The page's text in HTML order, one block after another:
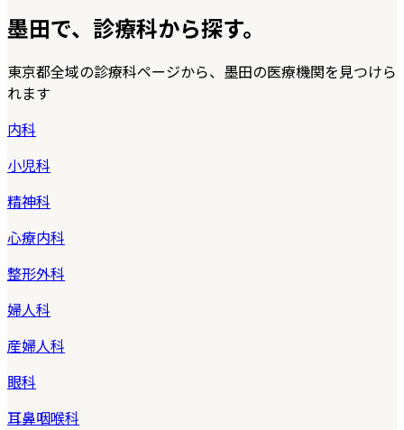
墨田で、診療科から探す。
東京都全域の診療科ページから、 墨田の医療機関を見つけら
れます
内科
小児科
精神科
心療内科
整形外科
婦人科
産婦人科
眼科
耳鼻咽喉科